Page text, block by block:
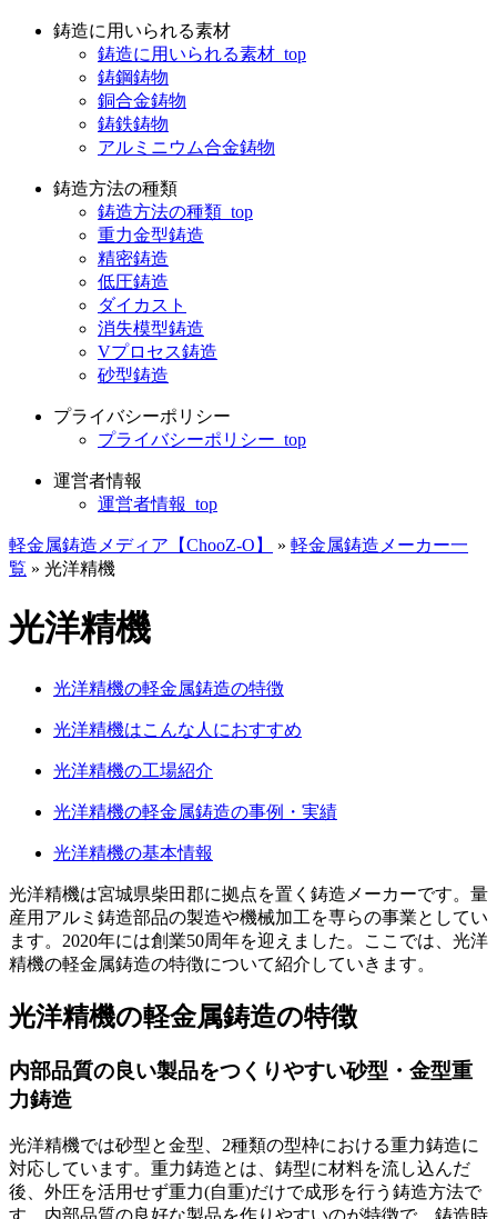
鋳造に用いられる素材
鋳造に用いられる素材_top
鋳鋼鋳物
銅合金鋳物
鋳鉄鋳物
アルミニウム合金鋳物
鋳造方法の種類
鋳造方法の種類_top
重力金型鋳造
精密鋳造
低圧鋳造
ダイカスト
消失模型鋳造
Vプロセス鋳造
砂型鋳造
プライバシーポリシー
プライバシーポリシー_top
運営者情報
運営者情報_top
軽金属鋳造メディア【ChooZ-O】 » 軽金属鋳造メーカー一
覧 » 光洋精機
光洋精機
光洋精機の軽金属鋳造の特徴
光洋精機はこんな人におすすめ
光洋精機の工場紹介
光洋精機の軽金属鋳造の事例・実績
光洋精機の基本情報
光洋精機は宮城県柴田郡に拠点を置く鋳造メーカーです。量
産用アルミ鋳造部品の製造や機械加工を専らの事業としてい
ます。2020年には創業50周年を迎えました。ここでは、光洋
精機の軽金属鋳造の特徴について紹介していきます。
光洋精機の軽金属鋳造の特徴
内部品質の良い製品をつくりやすい砂型・金型重
力鋳造
光洋精機では砂型と金型、2種類の型枠における重力鋳造に
対応しています。重力鋳造とは、鋳型に材料を流し込んだ
後、外圧を活用せず重力(自重)だけで成形を行う鋳造方法で